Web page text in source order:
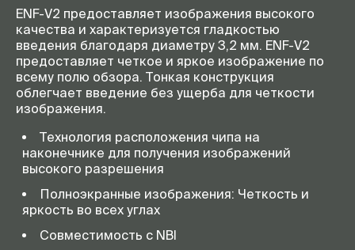
ENF-V2 предоставляет изображения высокого
качества и характеризуется гладкостью
введения благодаря диаметру 3,2 мм. ENF-V2
предоставляет четкое и яркое изображение по
всему полю обзора. Тонкая конструкция
облегчает введение без ущерба для четкости
изображения.
Технология расположения чипа на
наконечнике для получения изображений
высокого разрешения
Полноэкранные изображения: Четкость и
яркость во всех углах
Совместимость с NBI